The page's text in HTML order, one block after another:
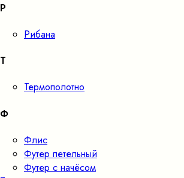
Р
Рибана
Т
Термополотно
Ф
Флис
Футер петельный
Футер с начёсом